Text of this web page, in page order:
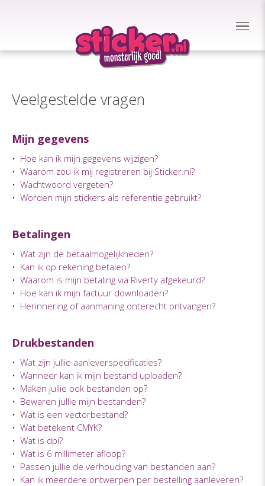
Veelgestelde vragen
Mijn gegevens
• Hoe kan ik mijn gegevens wijzigen?
• Waarom zou ik mij registreren bij Sticker.nl?
• Wachtwoord vergeten?
• Worden mijn stickers als referentie gebruikt?
Betalingen
• Wat zijn de betaalmogelijkheden?
• Kan ik op rekening betalen?
• Waarom is mijn betaling via Riverty afgekeurd?
• Hoe kan ik mijn factuur downloaden?
• Herinnering of aanmaning onterecht ontvangen?
Drukbestanden
• Wat zijn jullie aanleverspecificaties?
• Wanneer kan ik mijn bestand uploaden?
• Maken jullie ook bestanden op?
• Bewaren jullie mijn bestanden?
• Wat is een vectorbestand?
• Wat betekent CMYK?
• Wat is dpi?
• Wat is 6 millimeter afloop?
• Passen jullie de verhouding van bestanden aan?
• Kan ik meerdere ontwerpen per bestelling aanleveren?